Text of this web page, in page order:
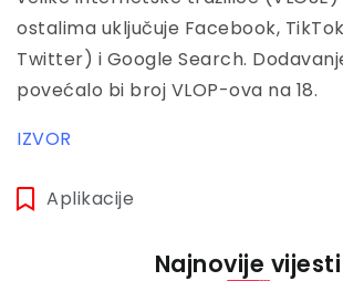
ostalima uključuje Facebook,
Twitter) i Google Search.
povećalo bi broj VLOP-ova na 18.
IZVOR
Aplikacije
Najnovije vijesti